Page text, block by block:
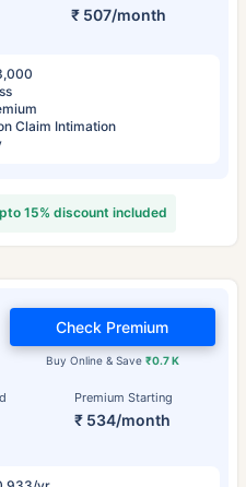
₹ 507/month
Claim Intimation
15% discount included
Premium Starting
₹ 534/month
Buy Online & Save ₹0.7 K
Check Premium